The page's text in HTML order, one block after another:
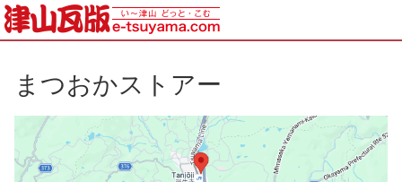
まつおかストアー